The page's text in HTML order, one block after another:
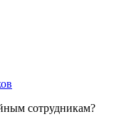
сотрудникам?